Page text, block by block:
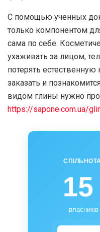
С помощью ученных
только компонентом
сама по себе.
ухаживать за лицом,
потерять
заказать и
видом глины нужно
https://sapone.com.ua/